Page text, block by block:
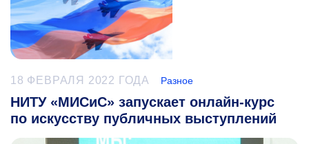
18 ФЕВРАЛЯ 2022 ГОДА Разное
НИТУ «МИСиС» запускает онлайн-курс
по искусству публичных выступлений